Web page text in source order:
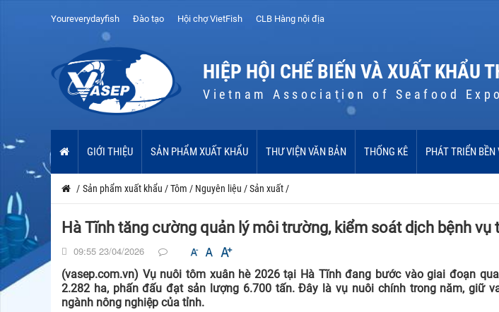
Youreverydayfish Đào tạo Hội chợ VietFish CLB Hàng nội địa
HIỆP HỘI CHẾ BIẾN VÀ XUẤT KHẨU
Vietnam Association of Seafood
GIỚI THIỆU SẢN PHẨM XUẤT KHẨU THƯ VIỆN VĂN BẢN THỐNG KÊ PHÁT TRIỂN BỀN
/ Sản phẩm xuất khẩu /Tôm / Nguyên liệu /Sản xuất /
Hà Tĩnh tăng cường quản lý môi trường, kiểm soát dịch bệnh vụ
09:55 23/04/2026
(vasep.com.vn) Vụ nuôi tôm xuân hè 2026 tại Hà Tĩnh đang bước vào giai đoạn
2.282 ha, phấn đấu đạt sản lượng 6.700 tấn. Đây là vụ nuôi chính trong năm, giữ
ngành nông nghiệp của tỉnh.